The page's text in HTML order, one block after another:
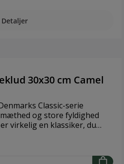
Detaljer
30x30 cm Camel
Classic-serie
og store fyldighed
virkelig en klassiker, du
der kan vaskes ved 60
STANDARD 100 2668CIT
også bademåtter og